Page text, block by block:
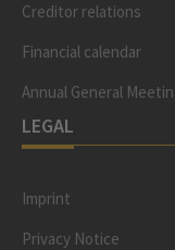
Creditor relations
Financial calendar
Annual General
LEGAL
Imprint
Privacy Notice